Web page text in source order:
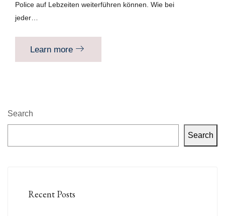
Police auf Lebzeiten weiterführen können. Wie bei
jeder…
Learn more
Search
Search
Recent Posts